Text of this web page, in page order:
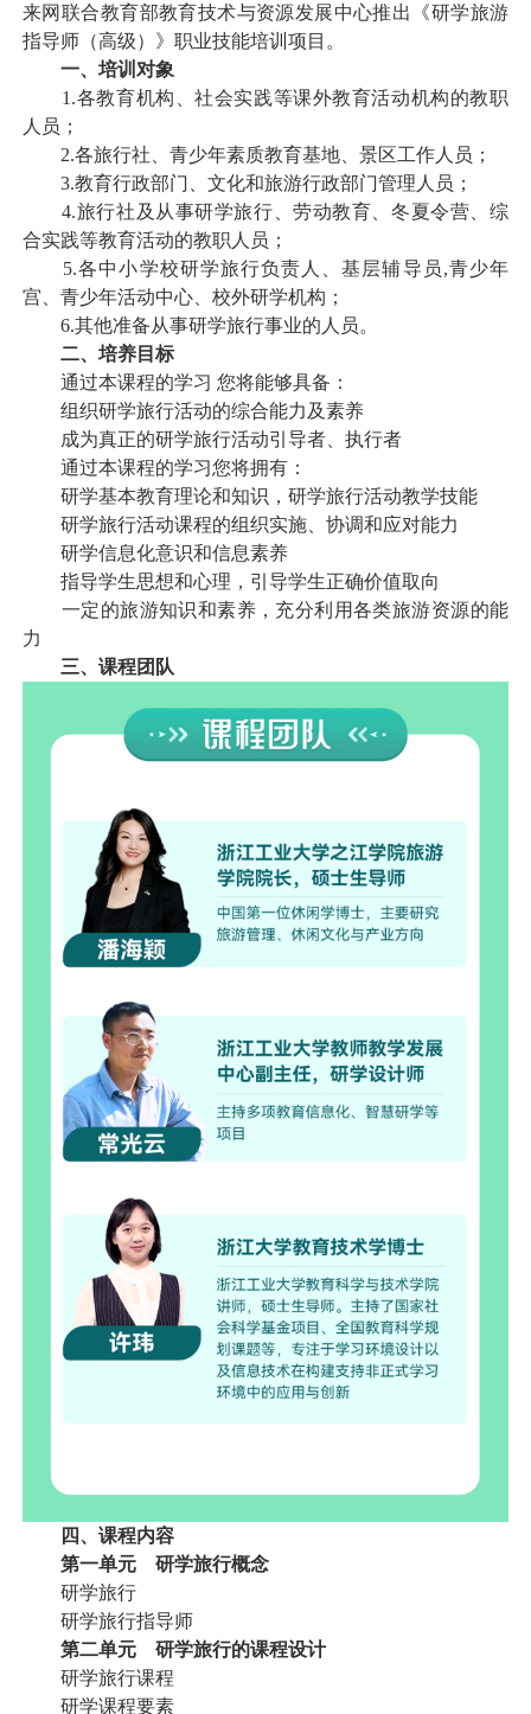
来网联合教育部教育技术与资源发展中心推出《研学旅游
指导师（高级）》职业技能培训项目。
一、培训对象
1.各教育机构、社会实践等课外教育活动机构的教职
人员；
2.各旅行社、青少年素质教育基地、景区工作人员；
3.教育行政部门、文化和旅游行政部门管理人员；
4.旅行社及从事研学旅行、劳动教育、冬夏令营、综
合实践等教育活动的教职人员；
5.各中小学校研学旅行负责人、基层辅导员,青少年
宫、青少年活动中心、校外研学机构；
6.其他准备从事研学旅行事业的人员。
二、培养目标
通过本课程的学习 您将能够具备：
组织研学旅行活动的综合能力及素养
成为真正的研学旅行活动引导者、执行者
通过本课程的学习您将拥有：
研学基本教育理论和知识，研学旅行活动教学技能
研学旅行活动课程的组织实施、协调和应对能力
研学信息化意识和信息素养
指导学生思想和心理，引导学生正确价值取向
一定的旅游知识和素养，充分利用各类旅游资源的能
力
三、课程团队
四、课程内容
第一单元 研学旅行概念
研学旅行
研学旅行指导师
第二单元 研学旅行的课程设计
研学旅行课程
研学课程要素